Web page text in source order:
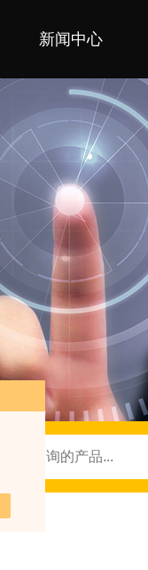
新闻中心